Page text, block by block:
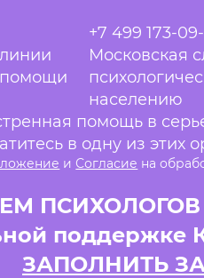
помощи
+7 499 173-
Московская
населению
помощь в
в одну из этих
и Согласие на
ПСИХОЛОГОВ
поддержке
ЗАПОЛНИТЬ